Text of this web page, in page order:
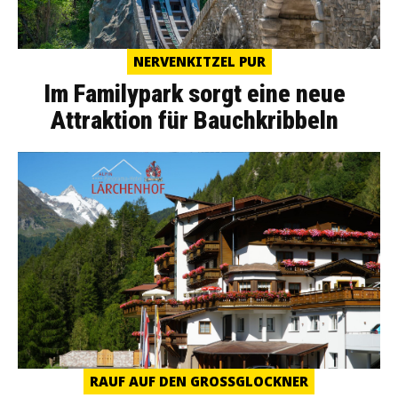
NERVENKITZEL PUR
Im Familypark sorgt eine neue
Attraktion für Bauchkribbeln
RAUF AUF DEN GROSSGLOCKNER